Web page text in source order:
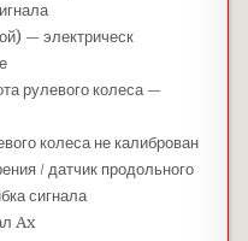
— электрическ
рулевого колеса —
колеса не калиброван
/ датчик продольного
сигнала
Ax